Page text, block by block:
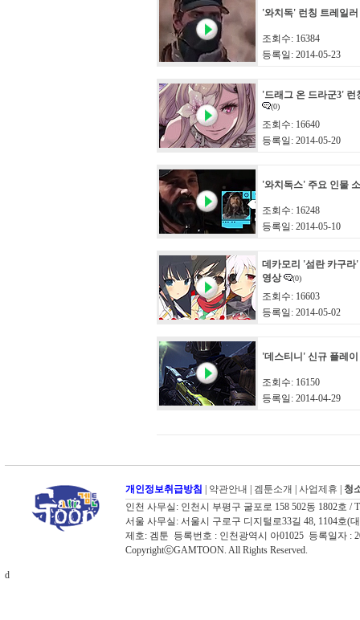
'와치독' 런칭 트레일러
조회수: 16384
등록일: 2014-05-23
'드래그 온 드라군3' 런
(0)
조회수: 16640
등록일: 2014-05-20
'와치독스' 주요 인물
조회수: 16248
등록일: 2014-05-10
데카모리 '섬란 카구라
영상
(0)
조회수: 16603
등록일: 2014-05-02
'데스티니' 신규 플레
조회수: 16150
등록일: 2014-04-29
개인정보취급방침 약관안내 겜툰소개 사업제휴
청
인천 사무실: 인천시 부평구 굴포로 158 502동 1802호 /
서울 사무실: 서울시 구로구 디지털로33길 48, 1104호(
제호: 겜툰 등록번호 : 인천광역시 아01025 등록일자 :
CopyrightⓒGAMTOON. All Rights Reserved.
d